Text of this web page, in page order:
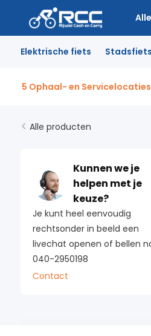
Elektrische fiets Stadsfiets
5 Ophaal- en Servicelocaties
Alle producten
Kunnen we je
helpen met je
keuze?
Je kunt heel eenvoudig
rechtsonder in beeld een
livechat openen of bellen
040-2950198
Contact